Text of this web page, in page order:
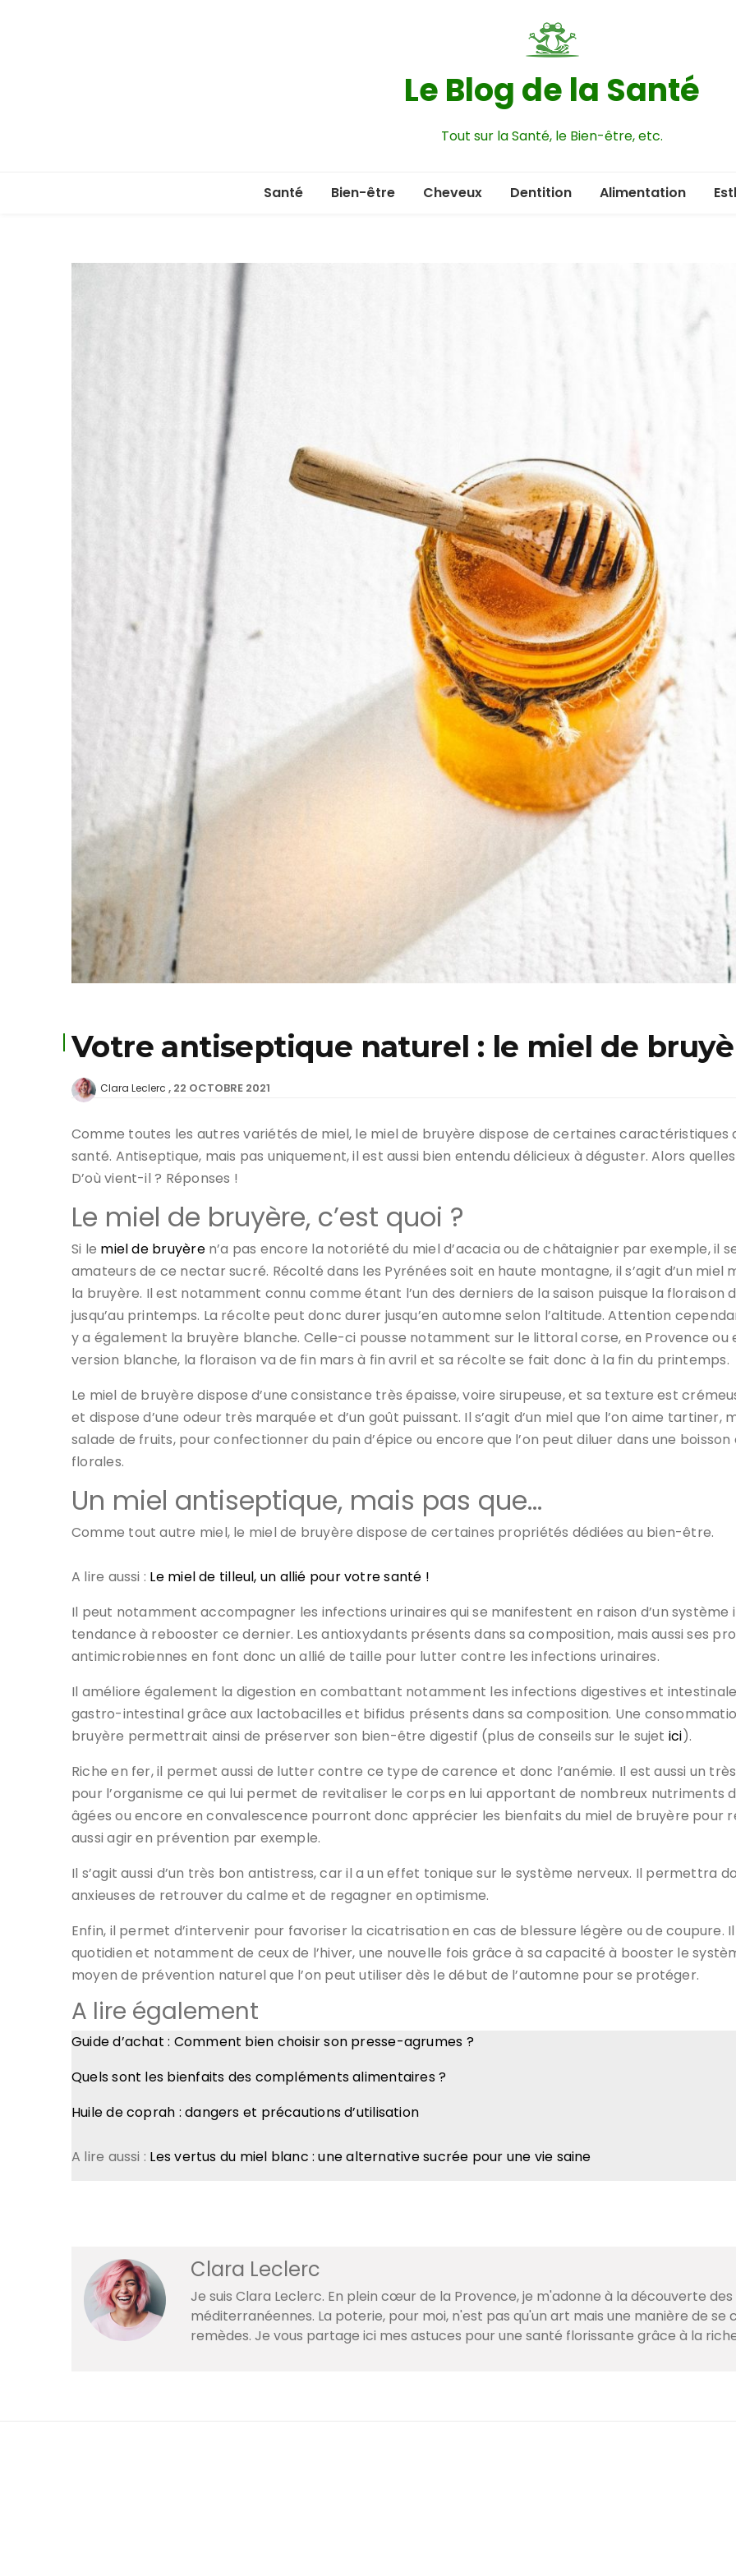
Le Blog de la Santé
Tout sur la Santé, le Bien-être, etc.
Santé Bien-être Cheveux Dentition Alimentation
Votre antiseptique naturel : le miel de
Clara Leclerc 22 OCTOBRE 2021
Comme toutes les autres variétés de miel, le miel de bruyère dispose de certaines
santé. Antiseptique, mais pas uniquement, il est aussi bien entendu délicieux à déguster. Alors
D’où vient-il ? Réponses !
Le miel de bruyère, c’est quoi ?
Si le miel de bruyèren’a pas encore la notoriété du miel d’acacia ou de châtaignier par exemple, il
amateurs de ce nectar sucré. Récolté dans les Pyrénées soit en haute montagne, il s’agit d’un
la bruyère. Il est notamment connu comme étant l’un des derniers de la saison puisque la
jusqu’au printemps. La récolte peut donc durer jusqu’en automne selon l’altitude. Attention
y a également la bruyère blanche. Celle-ci pousse notamment sur le littoral corse, en Provence ou
version blanche, la floraison va de fin mars à fin avril et sa récolte se fait donc à la fin du printemps.
Le miel de bruyère dispose d’une consistance très épaisse, voire sirupeuse, et sa texture est
et dispose d’une odeur très marquée et d’un goût puissant. Il s’agit d’un miel que l’on aime tartiner,
salade de fruits, pour confectionner du pain d’épice ou encore que l’on peut diluer dans une
florales.
Un miel antiseptique, mais pas que…
Comme tout autre miel, le miel de bruyère dispose de certaines propriétés dédiées au bien-être.
A lire aussi : Le miel de tilleul, un allié pour votre santé !
Il peut notamment accompagner les infections urinaires qui se manifestent en raison d’un système
tendance à rebooster ce dernier. Les antioxydants présents dans sa composition, mais aussi ses
antimicrobiennes en font donc un allié de taille pour lutter contre les infections urinaires.
Il améliore également la digestion en combattant notamment les infections digestives et
gastro-intestinal grâce aux lactobacilles et bifidus présents dans sa composition. Une
bruyère permettrait ainsi de préserver son bien-être digestif (plus de conseils sur le sujet ici).
Riche en fer, il permet aussi de lutter contre ce type de carence et donc l’anémie. Il est aussi un
pour l’organisme ce qui lui permet de revitaliser le corps en lui apportant de nombreux nutriments
âgées ou encore en convalescence pourront donc apprécier les bienfaits du miel de bruyère pour
aussi agir en prévention par exemple.
Il s’agit aussi d’un très bon antistress, car il a un effet tonique sur le système nerveux. Il permettra
anxieuses de retrouver du calme et de regagner en optimisme.
Enfin, il permet d’intervenir pour favoriser la cicatrisation en cas de blessure légère ou de coupure.
quotidien et notamment de ceux de l’hiver, une nouvelle fois grâce à sa capacité à booster le
moyen de prévention naturel que l’on peut utiliser dès le début de l’automne pour se protéger.
A lire également
Guide d’achat : Comment bien choisir son presse-agrumes ?
Quels sont les bienfaits des compléments alimentaires ?
Huile de coprah : dangers et précautions d’utilisation
A lire aussi : Les vertus du miel blanc : une alternative sucrée pour une vie saine
Clara Leclerc
Je suis Clara Leclerc. En plein cœur de la Provence, je m'adonne à la découverte
méditerranéennes. La poterie, pour moi, n'est pas qu'un art mais une manière de
remèdes. Je vous partage ici mes astuces pour une santé florissante grâce à la